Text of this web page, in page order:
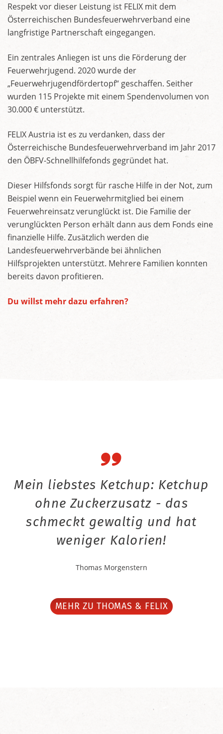
Respekt vor dieser Leistung ist FELIX mit dem
Österreichischen Bundesfeuerwehrverband eine
langfristige Partnerschaft eingegangen.
Ein zentrales Anliegen ist uns die Förderung der
Feuerwehrjugend. 2020 wurde der
„Feuerwehrjugendfördertopf“ geschaffen. Seither
wurden 115 Projekte mit einem Spendenvolumen von
30.000 € unterstützt.
FELIX Austria ist es zu verdanken, dass der
Österreichische Bundesfeuerwehrverband im Jahr 2017
den ÖBFV-Schnellhilfefonds gegründet hat.
Dieser Hilfsfonds sorgt für rasche Hilfe in der Not, zum
Beispiel wenn ein Feuerwehrmitglied bei einem
Feuerwehreinsatz verunglückt ist. Die Familie der
verunglückten Person erhält dann aus dem Fonds eine
finanzielle Hilfe. Zusätzlich werden die
Landesfeuerwehrverbände bei ähnlichen
Hilfsprojekten unterstützt. Mehrere Familien konnten
bereits davon profitieren.
Du willst mehr dazu erfahren?
Mein liebstes Ketchup: Ketchup
ohne Zuckerzusatz - das
schmeckt gewaltig und hat
weniger Kalorien!
Thomas Morgenstern
MEHR ZU THOMAS & FELIX